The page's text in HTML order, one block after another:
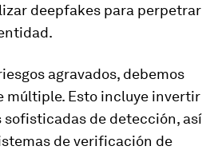
deepfakes para perpetrar
agravados, debemos
múltiple. Esto incluye invertir
sofisticadas de detección, así
de verificación de